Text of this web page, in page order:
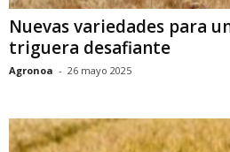
Nuevas variedades para
triguera desafiante
Agronoa - 26 mayo 2025